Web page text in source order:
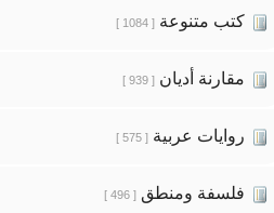
كتب متنوعة [ 1084 ]
مقارنة أديان [ 939 ]
روايات عربية [ 575 ]
فلسفة ومنطق [ 496 ]